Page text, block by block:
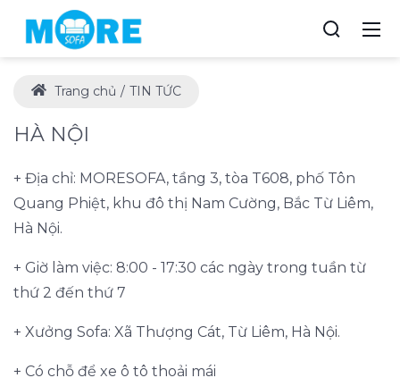
Trang chủ TIN TỨC
HÀ NỘI
+ Địa chỉ: MORESOFA, tầng 3, tòa T608, phố Tôn
Quang Phiệt, khu đô thị Nam Cường, Bắc Từ Liêm,
Hà Nội.
+ Giờ làm việc: 8:00 - 17:30 các ngày trong tuần từ
thứ 2 đến thứ 7
+ Xưởng Sofa: Xã Thượng Cát, Từ Liêm, Hà Nội.
+ Có chỗ để xe ô tô thoải mái